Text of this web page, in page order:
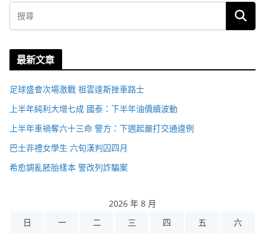
最新文章
足球盛會次場激戰 祖雲達斯挫車路士
上半年純利大增七成 國泰：下半年油價續波動
上半年車禍奪六十三命 警方：下週起嚴打交通違例
巴士非禮女學生 六旬漢判囚四月
希愈調亂胚胎樣本 警改列詐騙案
2026 年 8 月
日
一 二 三 四 五 六